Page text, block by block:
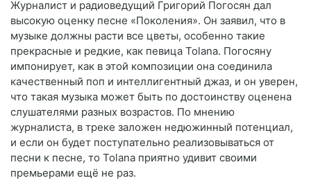
Журналист и радиоведущий Григорий Погосян дал
высокую оценку песне «Поколения». Он заявил, что в
музыке должны расти все цветы, особенно такие
прекрасные и редкие, как певица Tolana. Погосяну
импонирует, как в этой композиции она соединила
качественный поп и интеллигентный джаз, и он уверен,
что такая музыка может быть по достоинству оценена
слушателями разных возрастов. По мнению
журналиста, в треке заложен недюжинный потенциал,
и если он будет поступательно реализовываться от
песни к песне, то Tolana приятно удивит своими
премьерами ещё не раз.